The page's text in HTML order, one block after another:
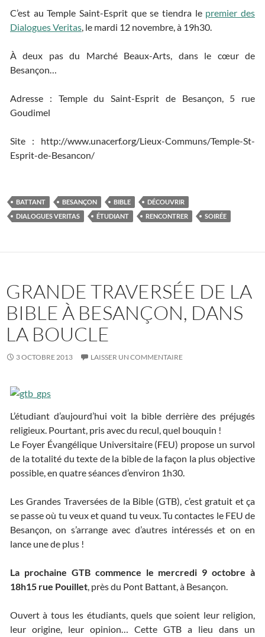
C’est au Temple Saint-Esprit que se tiendra le premier des
Dialogues Veritas, le mardi 12 novembre, à 19h30.
À deux pas du Marché Beaux-Arts, dans le cœur de
Besançon…
Adresse : Temple du Saint-Esprit de Besançon, 5 rue
Goudimel
Site : http://www.unacerf.org/Lieux-Communs/Temple-St-
Esprit-de-Besancon/
BATTANT BESANÇON BIBLE
DÉCOUVRIR
DIALOGUES VERITAS
ÉTUDIANT RENCONTRER SOIRÉE
GRANDE TRAVERSÉE DE LA
BIBLE À BESANÇON, DANS
LA BOUCLE
3 OCTOBRE 2013 LAISSER UN COMMENTAIRE
L’étudiant d’aujourd’hui voit la bible derrière des préjugés
religieux. Pourtant, pris avec du recul, quel bouquin !
Le Foyer Évangélique Universitaire (FEU) propose un survol
de la totalité du texte de la bible de la façon la plus objective
possible, en quatre séances d’environ 1h30.
Les Grandes Traversées de la Bible (GTB), c’est gratuit et ça
se passe où tu veux et quand tu veux. Tu contactes le FEU de
Besançon, on s’arrange avec d’autres intéressés et on en
lance une de plus !
La prochaine GTB commence le mercredi 9 octobre à
18h15 rue Pouillet, près du Pont Battant, à Besançon.
Ouvert à tous les étudiants, quels que soient leur religion,
leur origine, leur opinion… Cette GTB a lieu dans un